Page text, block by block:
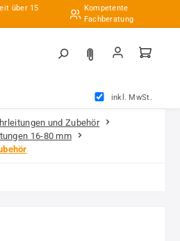
über 15
Kompetente
Fachberatung
inkl. MwSt.
und Zubehör
16-80 mm